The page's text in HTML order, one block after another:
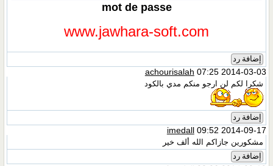
mot de passe
www.jawhara-soft.com
إضافة رد
achourisalah 07:25 2014-03-03
شكرا لكم لن ارجو منكم مدي بالكود
إضافة رد
imedall09:52 2014-09-17
مشكورين جازاكم الله ألف خير
إضافة رد